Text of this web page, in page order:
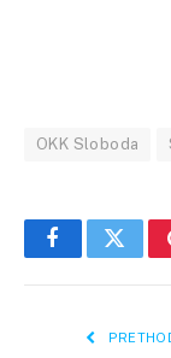
OKK Sloboda
Facebook